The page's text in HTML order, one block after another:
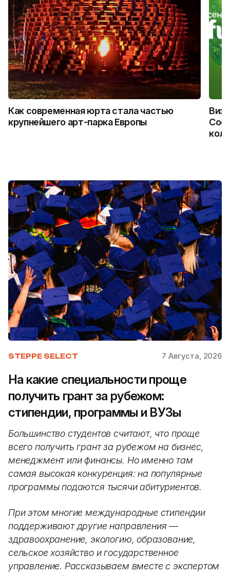
Как современная юрта стала частью
крупнейшего арт-парка Европы
STEPPE SELECT 7 Августа, 2026
На какие специальности проще
получить грант за рубежом:
стипендии, программы и ВУЗы
Большинство студентов считают, что проще
всего получить грант за рубежом на бизнес,
менеджмент или финансы. Но именно там
самая высокая конкуренция: на популярные
программы подаются тысячи абитуриентов.
При этом многие международные стипендии
поддерживают другие направления —
здравоохранение, экологию, образование,
сельское хозяйство и государственное
управление. Рассказываем вместе с экспертом